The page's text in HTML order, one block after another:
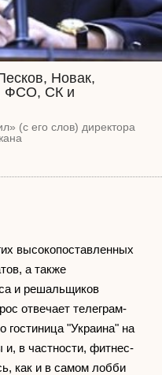
Новак,
ФСО, СК и
(с его слов) директора
высокопоставленных
а также
и решальщиков
отвечает телеграм-
"Украина" на
и, в частности, фитнес-
как и в самом лобби